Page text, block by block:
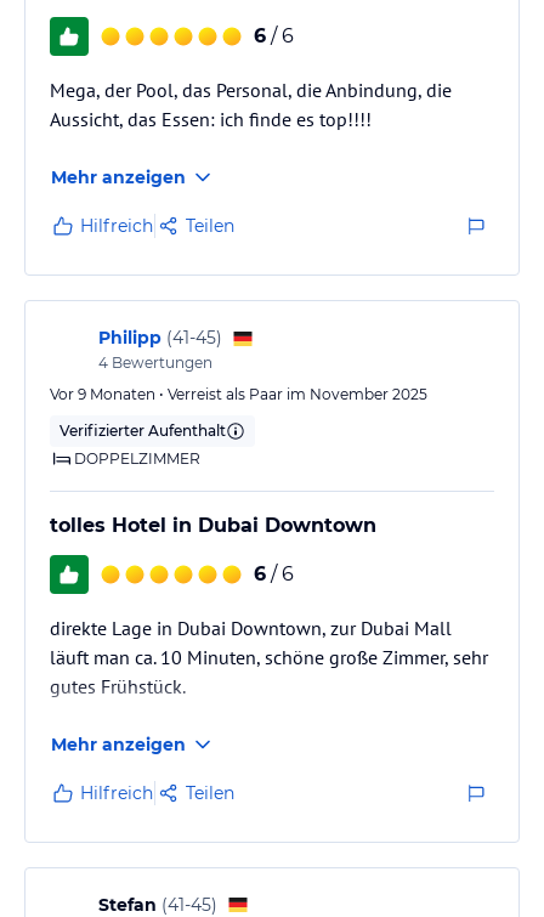
6 / 6
Mega, der Pool, das Personal, die Anbindung, die
Aussicht, das Essen: ich finde es top!!!!
Mehr anzeigen
Hilfreich Teilen
Philipp (41-45)
4 Bewertungen
Vor 9 Monaten • Verreist als Paar im November 2025
Verifizierter Aufenthalt
DOPPELZIMMER
tolles Hotel in Dubai Downtown
6 / 6
direkte Lage in Dubai Downtown, zur Dubai Mall
läuft man ca. 10 Minuten, schöne große Zimmer, sehr
gutes Frühstück.
Mehr anzeigen
Hilfreich Teilen
Stefan (41-45)